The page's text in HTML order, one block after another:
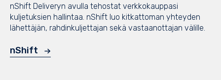
nShift Deliveryn avulla tehostat verkkokauppasi
kuljetuksien hallintaa. nShift luo kitkattoman yhteyden
lähettäjän, rahdinkuljettajan sekä vastaanottajan välille.
nShift